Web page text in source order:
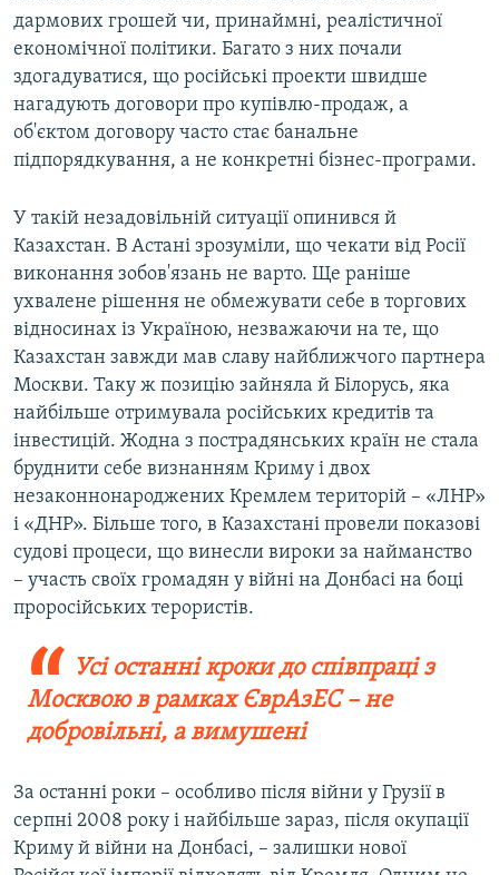
дармових грошей чи, принаймні, реалістичної
економічної політики. Багато з них почали
здогадуватися, що російські проекти швидше
нагадують договори про купівлю-продаж, а
об'єктом договору часто стає банальне
підпорядкування, а не конкретні бізнес-програми.
У такій незадовільній ситуації опинився й
Казахстан. В Астані зрозуміли, що чекати від Росії
виконання зобов'язань не варто. Ще раніше
ухвалене рішення не обмежувати себе в торгових
відносинах із Україною, незважаючи на те, що
Казахстан завжди мав славу найближчого партнера
Москви. Таку ж позицію зайняла й Білорусь, яка
найбільше отримувала російських кредитів та
інвестицій. Жодна з пострадянських країн не стала
бруднити себе визнанням Криму і двох
незаконнонароджених Кремлем територій – «ЛНР»
і «ДНР». Більше того, в Казахстані провели показові
судові процеси, що винесли вироки за найманство
– участь своїх громадян у війні на Донбасі на боці
проросійських терористів.
Усі останні кроки до співпраці з
Москвою в рамках ЄврАзЕС – не
добровільні, а вимушені
За останні роки – особливо після війни у Грузії в
серпні 2008 року і найбільше зараз, після окупації
Криму й війни на Донбасі, – залишки нової